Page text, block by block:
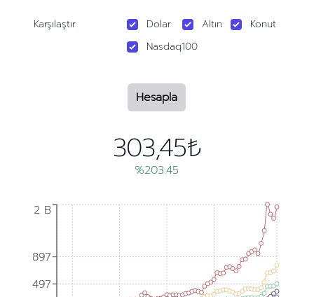
Karşılaştır Dolar Altın
Konut
Nasdaq100
Hesapla
303,45₺
%203.45
497
897
2 B
497
897
2 B